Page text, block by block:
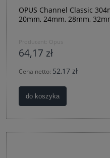
OPUS Channel Classic
20mm, 24mm, 28mm,
Producent: Opus
64,17 zł
Cena netto: 52,17 zł
do koszyka